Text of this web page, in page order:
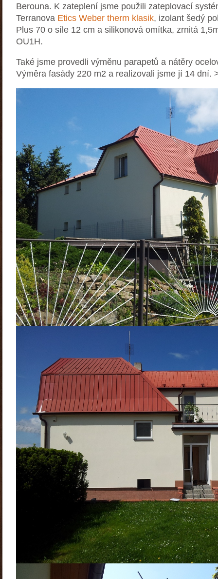
Berouna. K zateplení jsme použili zateplovací
Terranova Etics Weber therm klasik, izolant šedý
Plus 70 o síle 12 cm a silikonová omítka, zrnitá
OU1H.
Také jsme provedli výměnu parapetů a nátěry
Výměra fasády 220 m2 a realizovali jsme jí 14 dní.